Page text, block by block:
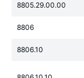
8805.29.00.00
8806
8806.10